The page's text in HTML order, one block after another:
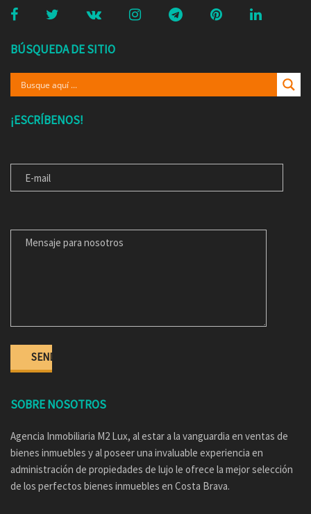
BÚSQUEDA DE SITIO
¡ESCRÍBENOS!
SOBRE NOSOTROS
Agencia Inmobiliaria M2 Lux, al estar a la vanguardia en ventas de
bienes inmuebles y al poseer una invaluable experiencia en
administración de propiedades de lujo le ofrece la mejor selección
de los perfectos bienes inmuebles en Costa Brava.